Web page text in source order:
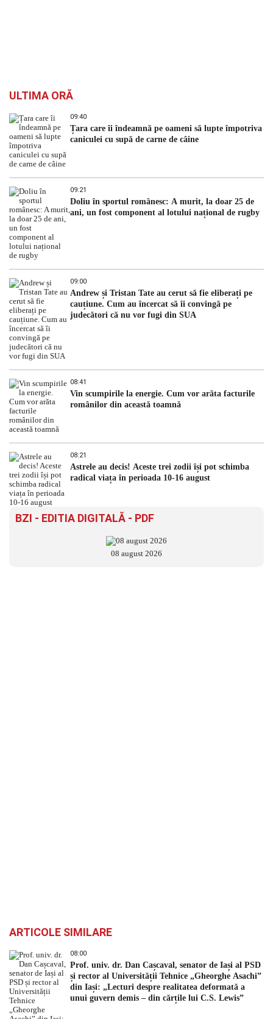
ULTIMA ORĂ
09:40
Țara care îi îndeamnă pe oameni să lupte împotriva
caniculei cu supă de carne de câine
09:21
Doliu în sportul românesc: A murit, la doar 25 de
ani, un fost component al lotului național de rugby
09:00
Andrew și Tristan Tate au cerut să fie eliberați pe
cauțiune. Cum au încercat să îi convingă pe
judecători că nu vor fugi din SUA
08:41
Vin scumpirile la energie. Cum vor arăta facturile
românilor din această toamnă
08:21
Astrele au decis! Aceste trei zodii își pot schimba
radical viața în perioada 10-16 august
BZI - EDITIA DIGITALĂ - PDF
08 august 2026
ARTICOLE SIMILARE
08:00
Prof. univ. dr. Dan Cașcaval, senator de Iași al PSD
și rector al Universității Tehnice „Gheorghe Asachi”
din Iași: „Lecturi despre realitatea deformată a
unui guvern demis – din cărțile lui C.S. Lewis”